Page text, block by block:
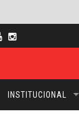
INSTITUCIONAL